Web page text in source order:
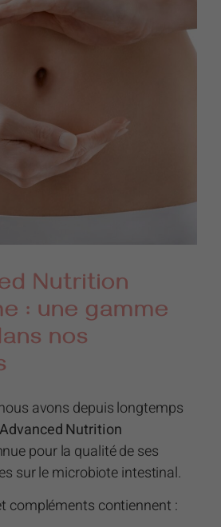
Nutrition
: une gamme
nos
avons depuis longtemps
Nutrition
pour la qualité de ses
sur le microbiote intestinal.
compléments contiennent :